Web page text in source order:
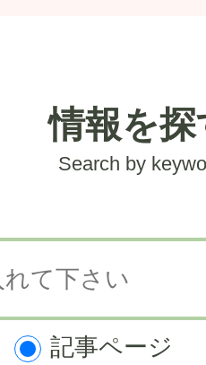
情報を探
Search by
記事ページ